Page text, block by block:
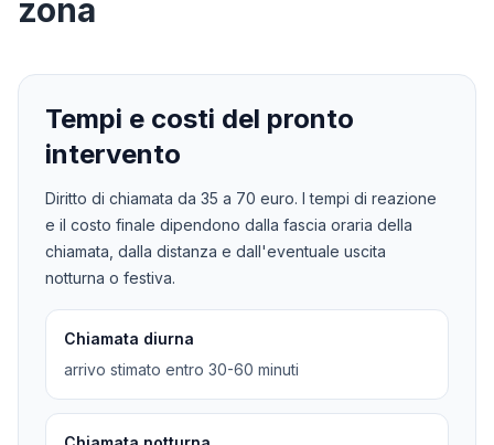
zona
Tempi e costi del pronto
intervento
Diritto di chiamata da 35 a 70 euro. I tempi di reazione
e il costo finale dipendono dalla fascia oraria della
chiamata, dalla distanza e dall'eventuale uscita
notturna o festiva.
Chiamata diurna
arrivo stimato entro 30-60 minuti